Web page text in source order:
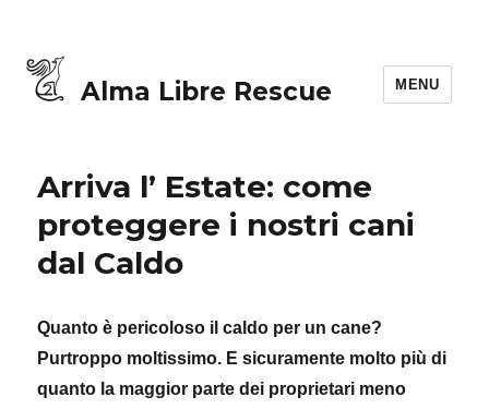
Alma Libre Rescue MENU
Arriva l’ Estate: come
proteggere i nostri cani
dal Caldo
Quanto è pericoloso il caldo per un cane?
Purtroppo moltissimo. E sicuramente molto più di
quanto la maggior parte dei proprietari meno